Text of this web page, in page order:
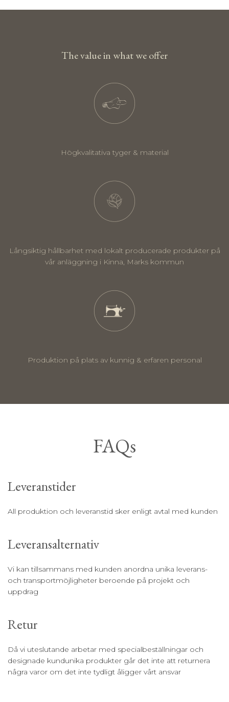
The value in what we offer
Högkvalitativa tyger & material
Långsiktig hållbarhet med lokalt producerade produkter på
vår anläggning i Kinna, Marks kommun
Produktion på plats av kunnig & erfaren personal
FAQs
Leveranstider
All produktion och leveranstid sker enligt avtal med kunden
Leveransalternativ
Vi kan tillsammans med kunden anordna unika leverans-
och transportmöjligheter beroende på projekt och
uppdrag
Retur
Då vi uteslutande arbetar med specialbeställningar och
designade kundunika produkter går det inte att returnera
några varor om det inte tydligt åligger vårt ansvar